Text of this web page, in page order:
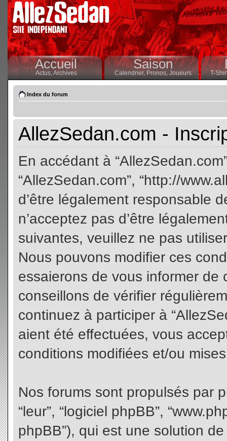
Accueil
Actus,Archives
Saison
Calendrier,Pronos, Joueurs T-
Index du forum
AllezSedan.com -
En accédant à
“AllezSedan.com”, “http://
d’être légalement responsable
n’acceptez pas d’être
suivantes, veuillez ne pas
Nous pouvons modifier ces
essaierons de vous informer
conseillons de vérifier
continuez à participer à
aient été effectuées, vous
conditions modifiées et/ou
Nos forums sont propulsés par
“leur”, “logiciel phpBB”,
phpBB”), qui est une solution